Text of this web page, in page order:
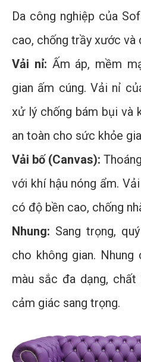
Da công nghiệp của
cao, chống trầy xước và
Vải nỉ: Ấm áp, mềm
gian ấm cúng. Vải nỉ
xử lý chống bám bụi và
an toàn cho sức khỏe
Vải bố (Canvas):
với khí hậu nóng ẩm.
có độ bền cao, chống
Nhung: Sang trọng,
cho không gian.
màu sắc đa dạng,
cảm giác sang trọng.